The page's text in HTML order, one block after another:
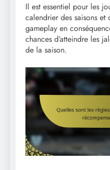
Il est essentiel pour les
calendrier des saisons
gameplay en
chances d’atteindre les
de la saison.